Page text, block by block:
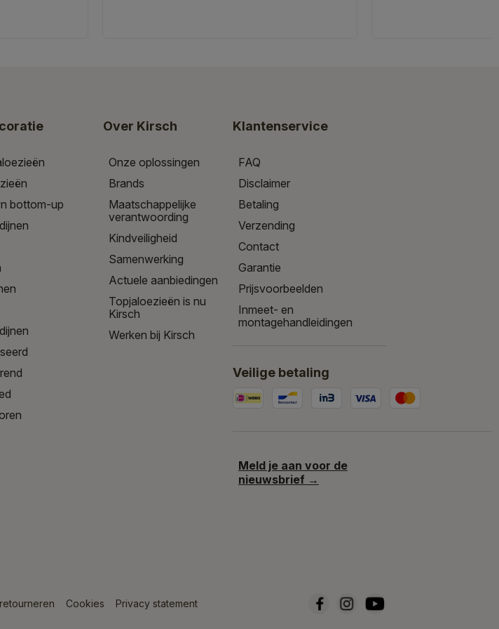
bottom-up
Over Kirsch
Onze oplossingen
Brands
Maatschappelijke
verantwoording
Kindveiligheid
Samenwerking
Actuele aanbiedingen
Topjaloezieën is nu
Kirsch
Werken bij Kirsch
Klantenservice
FAQ
Disclaimer
Betaling
Verzending
Contact
Garantie
Prijsvoorbeelden
Inmeet- en
montagehandleidingen
Veilige betaling
Meld je aan voor de
nieuwsbrief →
Cookies Privacy statement